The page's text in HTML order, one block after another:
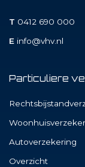
T 0412 690 000
E info@vhv.nl
Particuliere
Autoverzekering
Overzicht